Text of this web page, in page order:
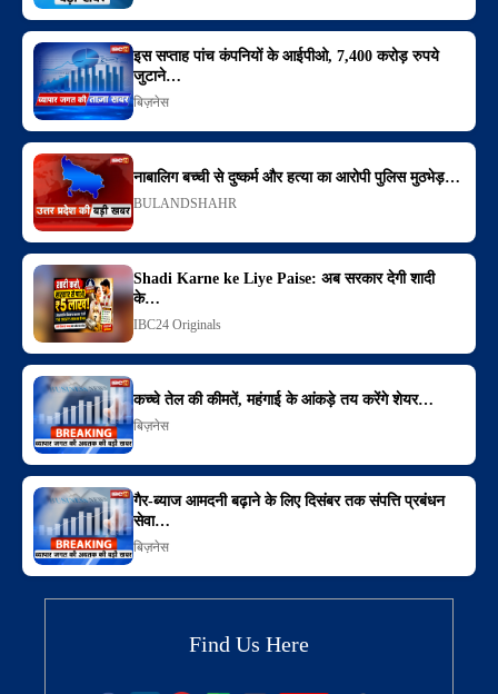
इस सप्ताह पांच कंपनियों के आईपीओ, 7,400 करोड़ रुपये
जुटाने…
बिज़नेस
नाबालिग बच्ची से दुष्कर्म और हत्या का आरोपी पुलिस मुठभेड़…
BULANDSHAHR
Shadi Karne ke Liye Paise: अब सरकार देगी शादी
के…
IBC24 Originals
कच्चे तेल की कीमतें, महंगाई के आंकड़े तय करेंगे शेयर…
बिज़नेस
गैर-ब्याज आमदनी बढ़ाने के लिए दिसंबर तक संपत्ति प्रबंधन
सेवा…
बिज़नेस
Find Us Here